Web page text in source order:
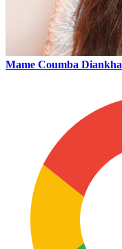
Mame Coumba Diankha